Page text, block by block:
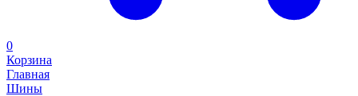
0
Корзина
Главная
Шины